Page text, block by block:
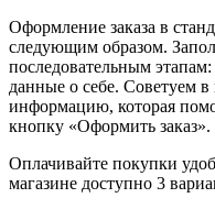
Оформление заказа в
следующим образом.
последовательным
данные о себе. Советуем в
информацию, которая
кнопку «Оформить заказ».
Оплачивайте покупки
магазине доступно 3